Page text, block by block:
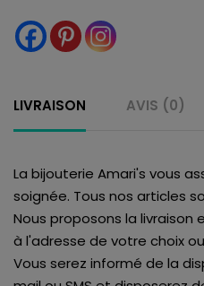
LIVRAISON AVIS (0)
La bijouterie Amari's vous
soignée. Tous nos articles
Nous proposons la livraison
à l'adresse de votre choix
Vous serez informé de la